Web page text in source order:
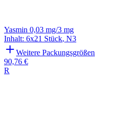
Yasmin 0,03 mg/3 mg
Inhalt: 6x21 Stück, N3
Weitere Packungsgrößen
90,76 €
R